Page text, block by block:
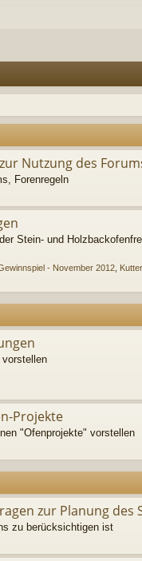
Nutzung des
Forenregeln
Stein- und
- November 2012
vorstellen
Projekte
"Ofenprojekte" vorstellen
zur Planung des
zu berücksichtigen ist